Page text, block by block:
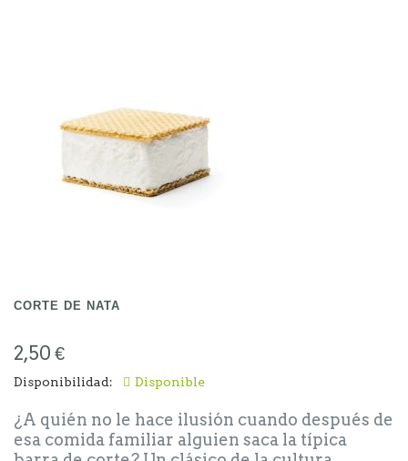
CORTE DE NATA
2,50 €
Disponibilidad: Disponible
¿A quién no le hace ilusión cuando después de
esa comida familiar alguien saca la típica